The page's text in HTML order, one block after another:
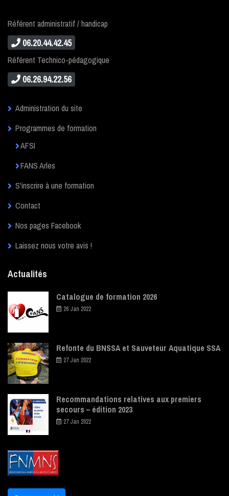
Référent administratif / handicap
06.20.44.42.45
Référent Technico-pédagogique
06.26.94.22.56
Administration du site
Programmes de formation
AFSI
FANS Arles
S'inscrire à une formation
Contact
Nos pages Facebook
Laissez nous votre avis !
Actualités
Catalogue de formation 2026
26 Jan 2022
Refonte du BNSSA et Sauveteur Aquatique SSA
27 Jan 2022
Recommandations relatives aux premiers
secours – édition 2023
27 Jan 2022